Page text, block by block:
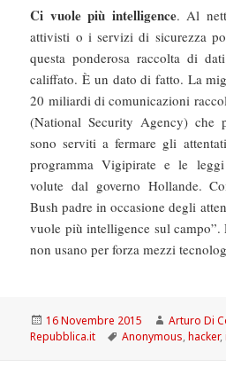
Ci vuole più intelligence. Al
attivisti o i servizi di sicurezza
questa ponderosa raccolta di
califfato. È un dato di fatto. La
20 miliardi di comunicazioni
(National Security Agency)
sono serviti a fermare gli
programma Vigipirate e le
volute dal governo Hollande.
Bush padre in occasione degli
vuole più intelligence sul
non usano per forza mezzi
Scritto
il
16 Novembre 2015 Autore
Arturo Di
Repubblica.it
Tag
Anonymous,hacker,